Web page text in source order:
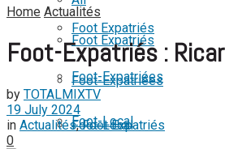
Foot Expatriés
Foot-Expatriées
Foot-Local
Foot Expatriés
Foot-Expatriées
Foot-Local
View All Result
Home Actualités
Foot-Expatriés :
by TOTALMIXTV
19 July 2024
in Actualités,Foot Expatriés
0